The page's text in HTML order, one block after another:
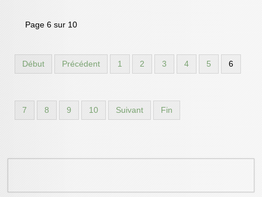
Page 6 sur 10
Début Précédent 1 2 3 4 5 6
7 8 9 10 Suivant Fin